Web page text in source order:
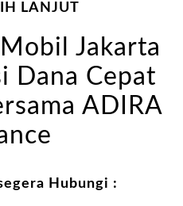
LANJUT
Jakarta
Dana Cepat
ADIRA
Hubungi :